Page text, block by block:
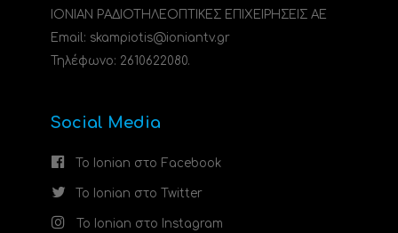
ΙΟΝΙΑΝ ΡΑΔΙΟΤΗΛΕΟΠΤΙΚΕΣ ΕΠΙΧΕΙΡΗΣΕΙΣ ΑΕ
Email: skampiotis@ioniantv.gr
Τηλέφωνο: 2610622080.
Social Media
Το Ionian στο Facebook
Το Ionian στο Twitter
Το Ionian στο Instagram